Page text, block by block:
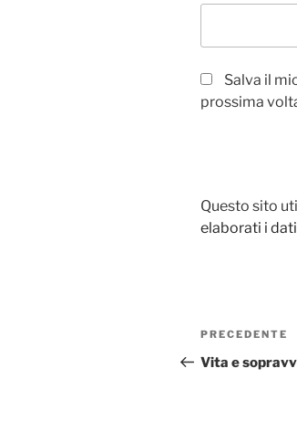
Salva il
prossima
Questo sito
elaborati i
articoli
Articolo
precedente:
PRECEDENTE
Vita e